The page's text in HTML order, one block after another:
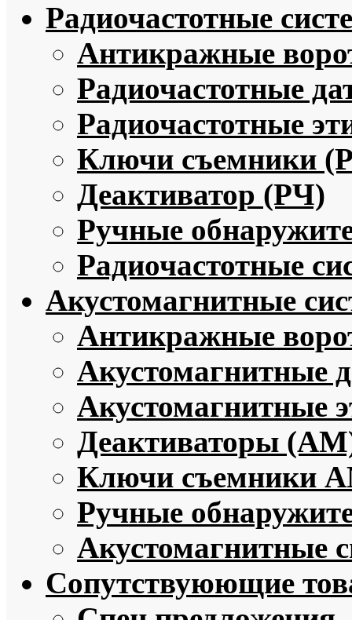
Радиочастотные
Антикражные
Радиочастотные
Радиочастотные
Ключи съемники
Деактиватор (РЧ)
Ручные
Радиочастотные
Акустомагнитные
Антикражные
Акустомагнитные
Акустомагнитные
Деактиваторы
Ключи съемники
Ручные
Акустомагнитные
Сопутствуюющие